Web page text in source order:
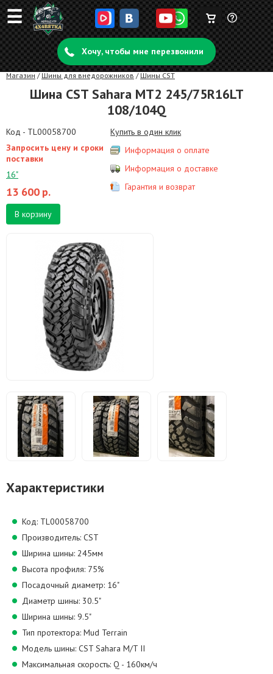
☰ Задать
вопрос
Корзина
пуста
Хочу, чтобы мне перезвонили
Магазин / Шины для внедорожников / Шины CST
Шина CST Sahara MT2 245/75R16LT
108/104Q
Код - TL00058700
Запросить цену и сроки
поставки
16"
13 600 р.
В корзину
Купить в один клик
Информация о оплате
Информация о доставке
Гарантия и возврат
Характеристики
Код: TL00058700
Производитель: CST
Ширина шины: 245мм
Высота профиля: 75%
Посадочный диаметр: 16"
Диаметр шины: 30.5"
Ширина шины: 9.5"
Тип протектора: Mud Terrain
Модель шины: CST Sahara M/T II
Максимальная скорость: Q - 160км/ч